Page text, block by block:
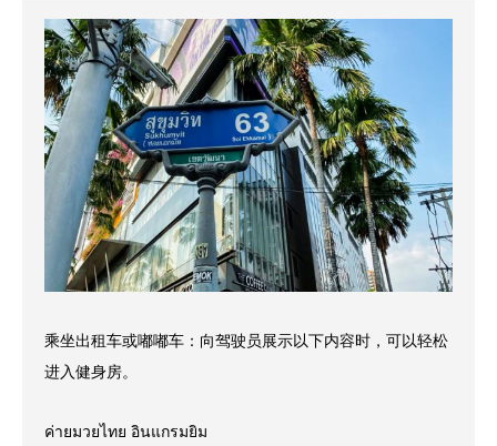
乘坐出租车或嘟嘟车：向驾驶员展示以下内容时，可以轻松
进入健身房。
ค่ายมวยไทย อินแกรมยิม